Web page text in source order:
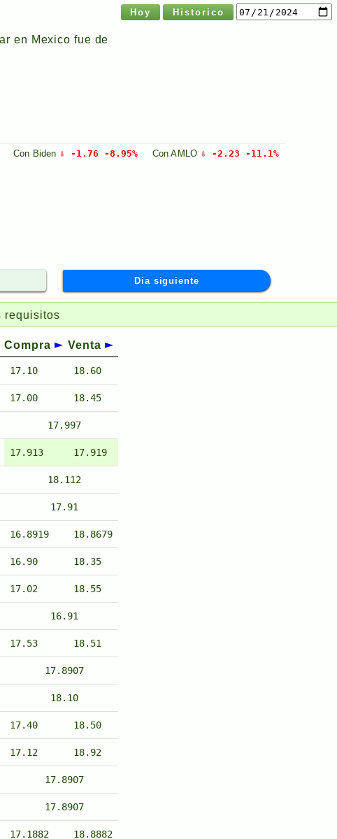
Hoy Historico
en Mexico fue de
Con Biden ⇩ -1.76 -8.95% ConAMLO ⇩ -2.23 -11.1%
Dia siguiente
Compra Venta
17.10 18.60
17.00 18.45
17.997
17.913 17.919
18.112
17.91
16.8919 18.8679
16.90 18.35
17.02 18.55
16.91
17.53 18.51
17.8907
18.10
17.40 18.50
17.12 18.92
17.8907
17.8907
17.1882 18.8882